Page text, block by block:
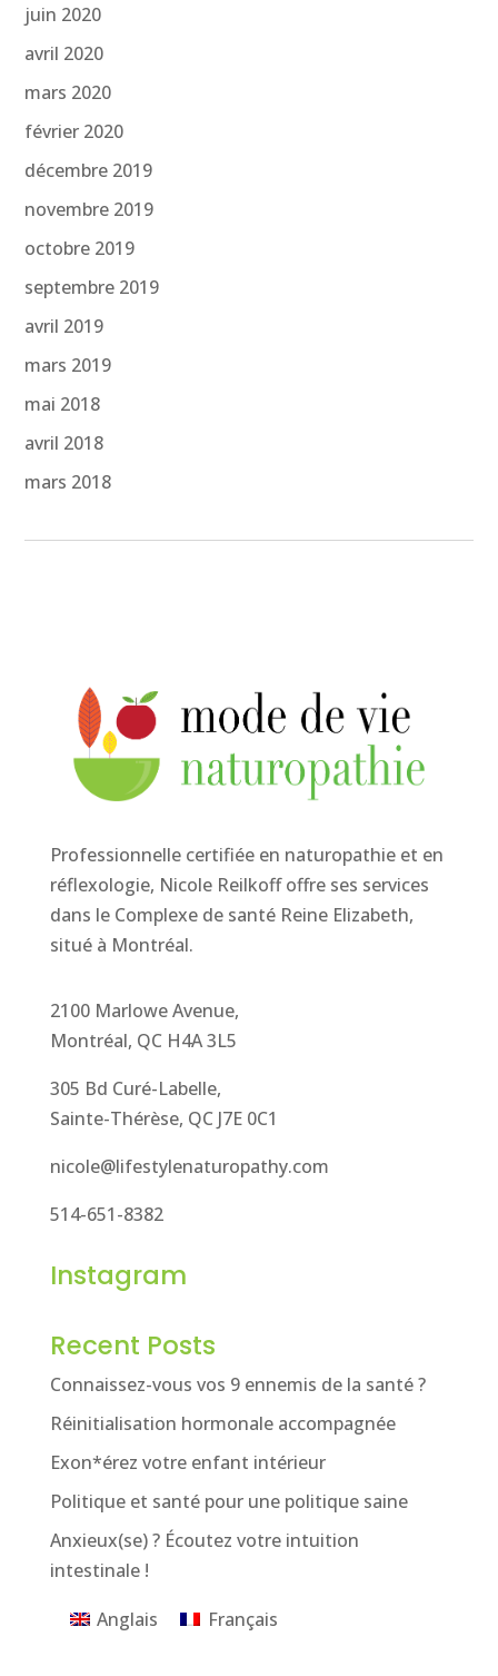
juin 2020
avril 2020
mars 2020
février 2020
décembre 2019
novembre 2019
octobre 2019
septembre 2019
avril 2019
mars 2019
mai 2018
avril 2018
mars 2018
Professionnelle certifiée en naturopathie et en
réflexologie, Nicole Reilkoff offre ses services
dans le Complexe de santé Reine Elizabeth,
situé à Montréal.
2100 Marlowe Avenue,
Montréal, QC H4A 3L5
305 Bd Curé-Labelle,
Sainte-Thérèse, QC J7E 0C1
nicole@lifestylenaturopathy.com
514-651-8382
Instagram
Recent Posts
Connaissez-vous vos 9 ennemis de la santé ?
Réinitialisation hormonale accompagnée
Exon*érez votre enfant intérieur
Politique et santé pour une politique saine
Anxieux(se) ? Écoutez votre intuition
intestinale !
Anglais Français